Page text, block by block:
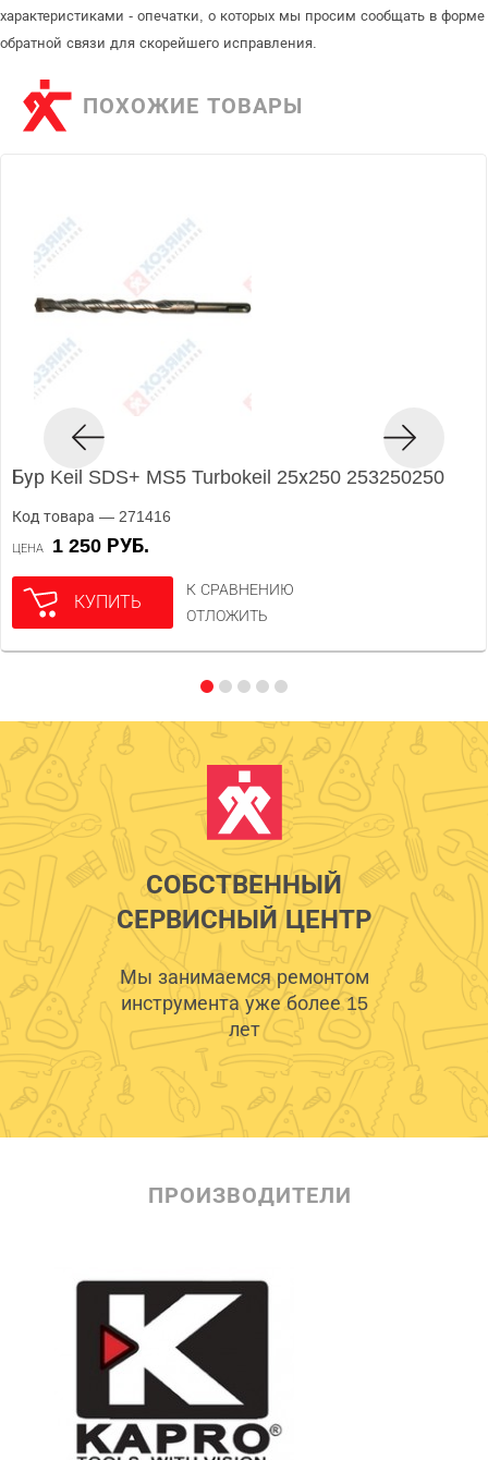
характеристиками - опечатки, о которых мы просим сообщать в форме
обратной связи для скорейшего исправления.
ПОХОЖИЕ ТОВАРЫ
Бур Keil SDS+ MS5 Turbokeil 25х250 253250250
Код товара — 271416
ЦЕНА 1 250 РУБ.
КУПИТЬ
К СРАВНЕНИЮ
ОТЛОЖИТЬ
СОБСТВЕННЫЙ
СЕРВИСНЫЙ ЦЕНТР
Мы занимаемся ремонтом
инструмента уже более 15
лет
ПРОИЗВОДИТЕЛИ